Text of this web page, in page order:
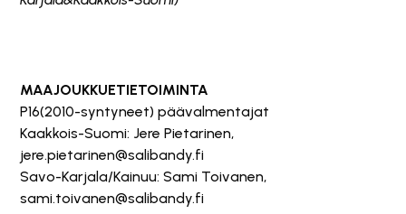
MAAJOUKKUETIETOIMINTA
P16(2010-syntyneet) päävalmentajat
Kaakkois-Suomi: Jere Pietarinen,
jere.pietarinen@salibandy.fi
Savo-Karjala/Kainuu: Sami Toivanen,
sami.toivanen@salibandy.fi